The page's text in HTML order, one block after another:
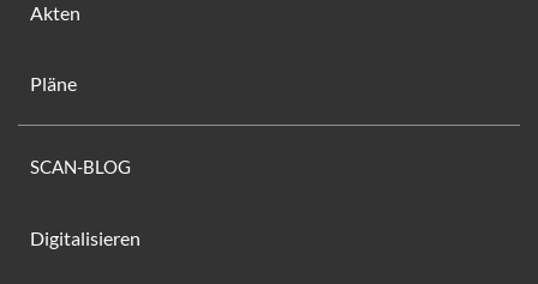
Akten
Pläne
SCAN-BLOG
Digitalisieren